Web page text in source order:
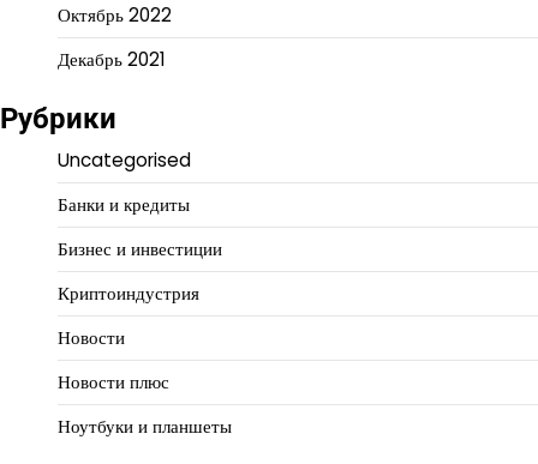
Октябрь 2022
Декабрь 2021
Рубрики
Uncategorised
Банки и кредиты
Бизнес и инвестиции
Криптоиндустрия
Новости
Новости плюс
Ноутбуки и планшеты